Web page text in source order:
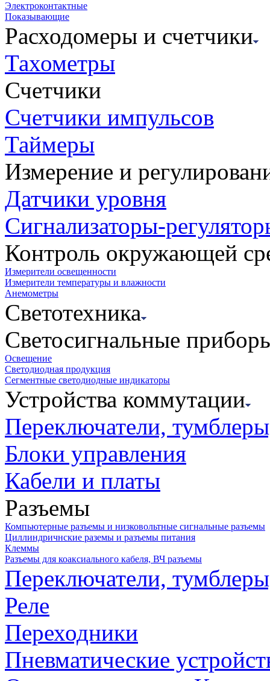
Электроконтактные
Показывающие
Расходомеры и счетчики
Тахометры
Счетчики
Счетчики импульсов
Таймеры
Измерение и
Датчики уровня
Сигнализаторы-
Контроль окружающей
Измерители освещенности
Измерители температуры и влажности
Анемометры
Светотехника
Светосигнальные
Освещение
Светодиодная продукция
Сегментные светодиодные индикаторы
Устройства коммутации
Переключатели,
Блоки управления
Кабели и платы
Разъемы
Компьютерные разъемы и низковольтные сигнальные разъемы
Циллиндричнские раземы и разъемы питания
Клеммы
Разъемы для коаксиального кабеля, ВЧ разъемы
Переключатели,
Реле
Переходники
Пневматические